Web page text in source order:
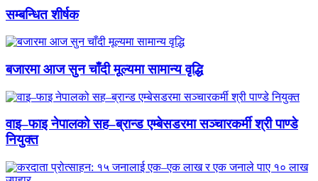
सम्बन्धित शीर्षक
बजारमा आज सुन चाँदी मूल्यमा सामान्य वृद्धि
वाइ–फाइ नेपालको सह–ब्रान्ड एम्बेसडरमा सञ्चारकर्मी श्री पाण्डे
नियुक्त